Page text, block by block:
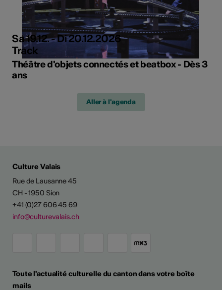
Sa 19.12. - Di 20.12.2026
Track
Théâtre d'objets connectés et beatbox - Dès 3
ans
Aller à l'agenda
Culture Valais
Rue de Lausanne 45
CH - 1950 Sion
+41 (0)27 606 45 69
info@culturevalais.ch
Toute l'actualité culturelle du canton dans votre boîte
mails